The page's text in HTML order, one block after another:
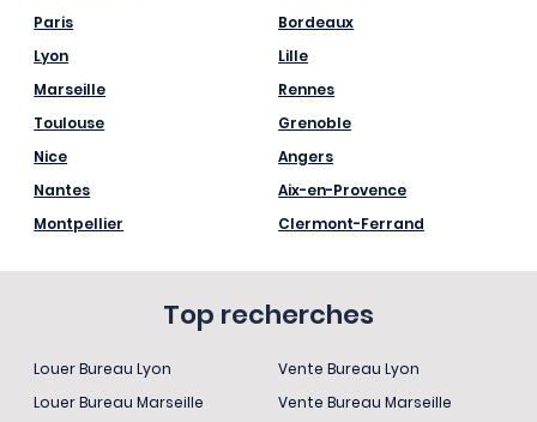
Paris
Lyon
Marseille
Toulouse
Nice
Nantes
Montpellier
Bordeaux
Lille
Rennes
Grenoble
Angers
Aix-en-Provence
Clermont-Ferrand
Top recherches
Louer Bureau Lyon
Louer Bureau Marseille
Vente Bureau Lyon
Vente Bureau Marseille